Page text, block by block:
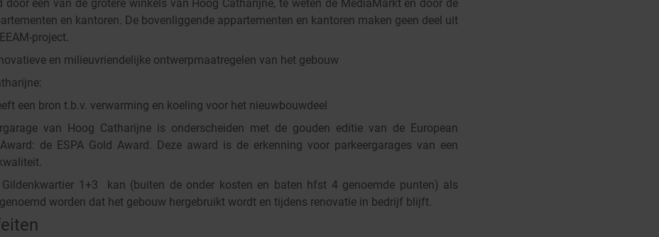
door een van de grotere winkels van Hoog Catharijne, te weten de MediaMarkt en door de
en kantoren. De bovenliggende appartementen en kantoren maken geen deel uit
project.
en milieuvriendelijke ontwerpmaatregelen van het gebouw
een bron t.b.v. verwarming en koeling voor het nieuwbouwdeel
van Hoog Catharijne is onderscheiden met de gouden editie van de European
de ESPA Gold Award. Deze award is de erkenning voor parkeergarages van een
1+3 kan (buiten de onder kosten en baten hfst 4 genoemde punten) als
worden dat het gebouw hergebruikt wordt en tijdens renovatie in bedrijf blijft.